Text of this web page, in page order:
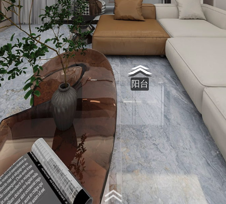
Virtual Tour - 客厅